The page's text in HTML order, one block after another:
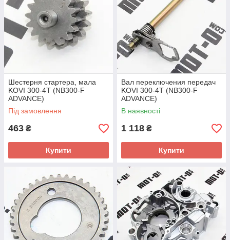
Шестерня стартера, мала
KOVI 300-4T (NB300-F
ADVANCE)
Під замовлення
463 ₴
Купити
Вал переключения передач
KOVI 300-4T (NB300-F
ADVANCE)
В наявності
1 118 ₴
Купити